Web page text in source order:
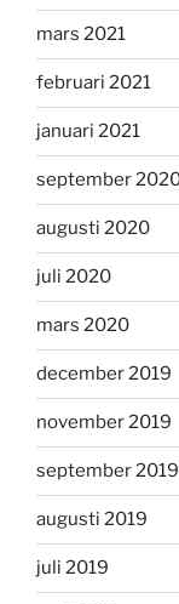
mars 2021
februari 2021
januari 2021
september
augusti 2020
juli 2020
mars 2020
december 2019
november 2019
september 2019
augusti 2019
juli 2019